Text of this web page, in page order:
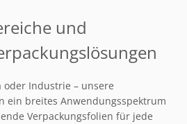
und
oder Industrie – unsere
ein breites Anwendungsspektrum
Verpackungsfolien für jede